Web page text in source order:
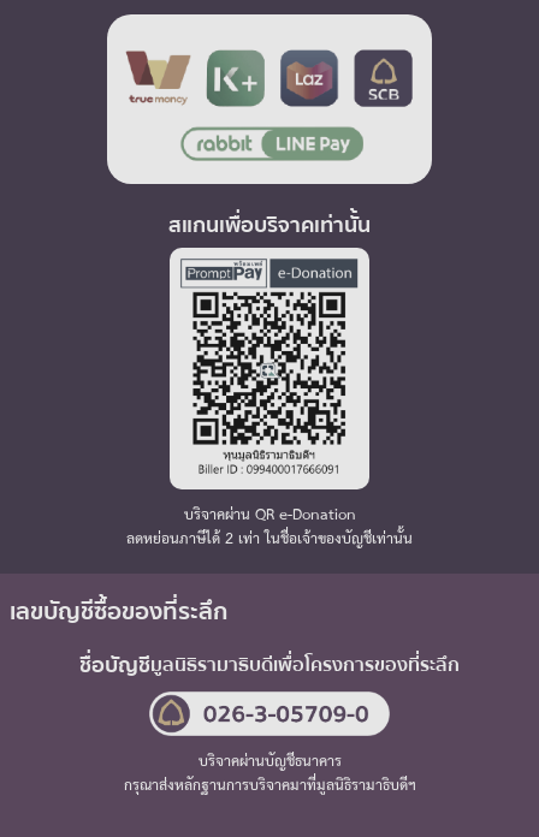
สแกนเพื่อบริจาคเท่านั้น
บริจาคผ่าน QR e-Donation
ลดหย่อนภาษีได้ 2 เท่า ในชื่อเจ้าของบัญชีเท่านั้น
เลขบัญชีซื้อของที่ระลึก
ชื่อบัญชีมูลนิธิรามาธิบดีเพื่อโครงการของที่ระลึก
บริจาคผ่านบัญชีธนาคาร
กรุณาส่งหลักฐานการบริจาคมาที่มูลนิธิรามาธิบดีฯ